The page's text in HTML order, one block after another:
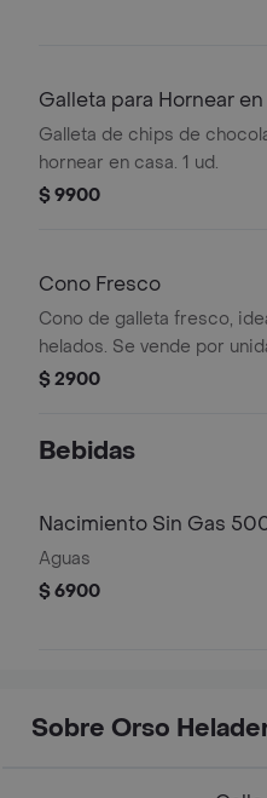
Galleta para Hornear en
Galleta de chips de
hornear en casa. 1 ud.
$ 9900
Cono Fresco
Cono de galleta fresco,
helados. Se vende por
$ 2900
Bebidas
Nacimiento Sin Gas
Aguas
$ 6900
Sobre Orso